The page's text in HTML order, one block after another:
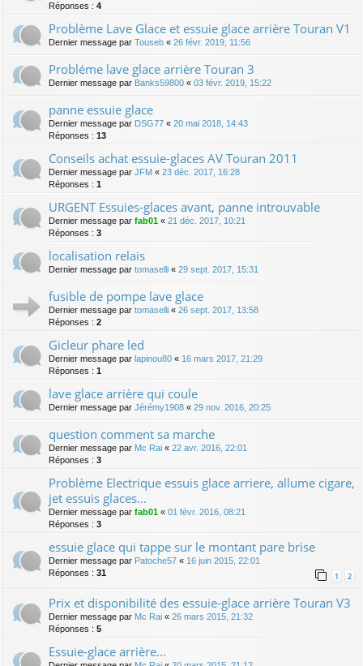
Réponses : 4
Problème Lave Glace et essuie glace arrière Touran V1
Dernier message par Touseb « 26 févr. 2019, 11:56
Probléme lave glace arrière Touran 3
Dernier message par Banks59800 « 03 févr. 2019, 15:22
panne essuie glace
Dernier message par DSG77 « 20 mai 2018, 14:43
Réponses : 13
Conseils achat essuie-glaces AV Touran 2011
Dernier message par JFM « 23 déc. 2017, 16:28
Réponses : 1
URGENT Essuies-glaces avant, panne introuvable
Dernier message par fab01 « 21 déc. 2017, 10:21
Réponses : 3
localisation relais
Dernier message par tomaselli « 29 sept. 2017, 15:31
fusible de pompe lave glace
Dernier message par tomaselli « 26 sept. 2017, 13:58
Réponses : 2
Gicleur phare led
Dernier message par lapinou80 « 16 mars 2017, 21:29
Réponses : 1
lave glace arrière qui coule
Dernier message par Jérémy1908 « 29 nov. 2016, 20:25
question comment sa marche
Dernier message par Mc Rai « 22 avr. 2016, 22:01
Réponses : 3
Problème Electrique essuis glace arriere, allume cigare,
jet essuis glaces...
Dernier message par fab01 « 01 févr. 2016, 08:21
Réponses : 3
essuie glace qui tappe sur le montant pare brise
Dernier message par Patoche57 « 16 juin 2015, 22:01
Réponses : 31 1 2
Prix et disponibilité des essuie-glace arrière Touran V3
Dernier message par Mc Rai « 26 mars 2015, 21:32
Réponses : 5
Essuie-glace arrière...